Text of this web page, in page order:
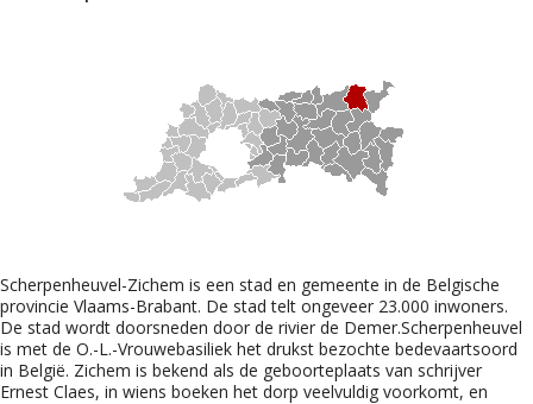
Scherpenheuvel-Zichem is een stad en gemeente in de Belgische
provincie Vlaams-Brabant. De stad telt ongeveer 23.000 inwoners.
De stad wordt doorsneden door de rivier de Demer.Scherpenheuvel
is met de O.-L.-Vrouwebasiliek het drukst bezochte bedevaartsoord
in België. Zichem is bekend als de geboorteplaats van schrijver
Ernest Claes, in wiens boeken het dorp veelvuldig voorkomt, en